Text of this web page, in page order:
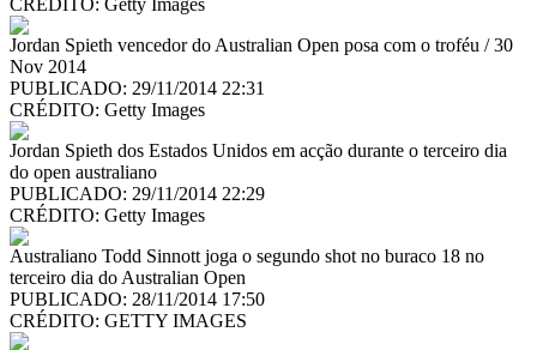
CRÉDITO: Getty Images
Jordan Spieth vencedor do Australian Open posa com o troféu / 30
Nov 2014
PUBLICADO: 29/11/2014 22:31
CRÉDITO: Getty Images
Jordan Spieth dos Estados Unidos em acção durante o terceiro dia
do open australiano
PUBLICADO: 29/11/2014 22:29
CRÉDITO: Getty Images
Australiano Todd Sinnott joga o segundo shot no buraco 18 no
terceiro dia do Australian Open
PUBLICADO: 28/11/2014 17:50
CRÉDITO: GETTY IMAGES